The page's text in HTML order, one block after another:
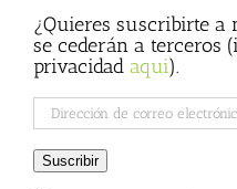
¿Quieres suscribirte a
se cederán a terceros
privacidad aqui).
Dirección
de
correo
electrónico
Suscribir